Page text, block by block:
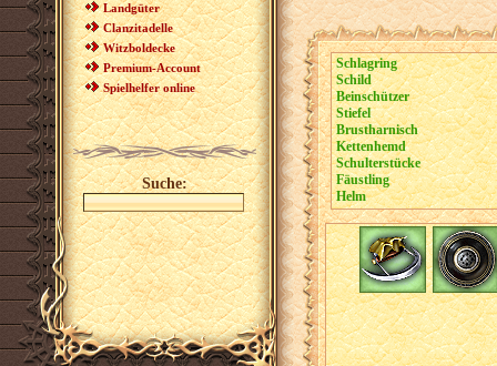
Landgüter
Clanzitadelle
Witzboldecke
Premium-Account
Spielhelfer online
Suche:
Schlagring
Schild
Beinschützer
Stiefel
Brustharnisch
Kettenhemd
Schulterstücke
Fäustling
Helm